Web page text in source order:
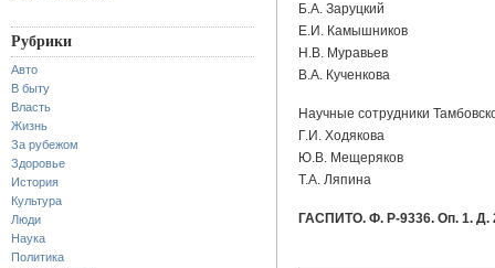
Рубрики
Авто
В быту
Власть
Жизнь
За рубежом
Здоровье
История
Культура
Люди
Наука
Политика
Б.А. Заруцкий
Е.И. Камышников
Н.В. Муравьев
В.А. Кученкова
Научные сотрудники
Г.И. Ходякова
Ю.В. Мещеряков
Т.А. Ляпина
ГАСПИТО. Ф. Р-9336. Оп. 1. Д.